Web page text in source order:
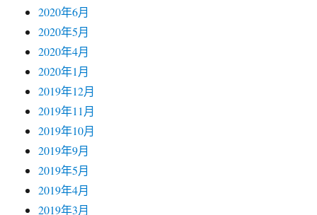
2020年6月
2020年5月
2020年4月
2020年1月
2019年12月
2019年11月
2019年10月
2019年9月
2019年5月
2019年4月
2019年3月